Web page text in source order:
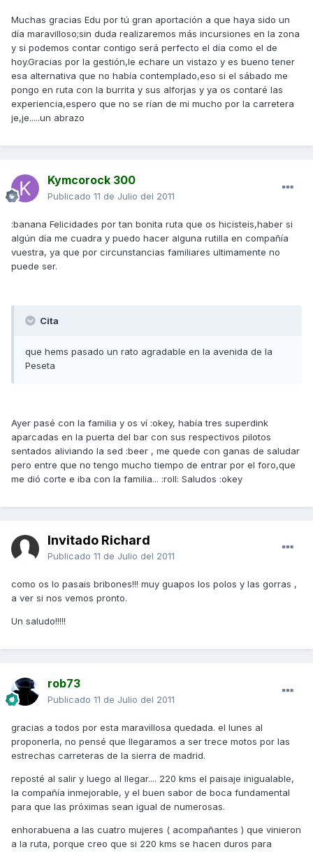
Muchas gracias Edu por tú gran aportación a que haya sido un
día maravilloso;sin duda realizaremos más incursiones en la zona
y si podemos contar contigo será perfecto el día como el de
hoy.Gracias por la gestión,le echare un vistazo y es bueno tener
esa alternativa que no había contemplado,eso si el sábado me
pongo en ruta con la burrita y sus alforjas y ya os contaré las
experiencia,espero que no se rían de mi mucho por la carretera
je,je.....un abrazo
Kymcorock 300
Publicado 11 de Julio del 2011
:banana Felicidades por tan bonita ruta que os hicisteis,haber si
algún día me cuadra y puedo hacer alguna rutilla en compañía
vuestra, ya que por circunstancias familiares ultimamente no
puede ser.
Cita
que hems pasado un rato agradable en la avenida de la
Peseta
Ayer pasé con la familia y os ví :okey, había tres superdink
aparcadas en la puerta del bar con sus respectivos pilotos
sentados aliviando la sed :beer , me quede con ganas de saludar
pero entre que no tengo mucho tiempo de entrar por el foro,que
me dió corte e iba con la familia... :roll: Saludos :okey
Invitado Richard
Publicado 11 de Julio del 2011
como os lo pasais bribones!!! muy guapos los polos y las gorras ,
a ver si nos vemos pronto.
Un saludo!!!!!
rob73
Publicado 11 de Julio del 2011
gracias a todos por esta maravillosa quedada. el lunes al
proponerla, no pensé que llegaramos a ser trece motos por las
estrechas carreteras de la sierra de madrid.
reposté al salir y luego al llegar.... 220 kms el paisaje inigualable,
la compañía inmejorable, y el buen sabor de boca fundamental
para que las próximas sean igual de numerosas.
enhorabuena a las cuatro mujeres ( acompañantes ) que vinieron
a la ruta, porque creo que si 220 kms se hacen duros para